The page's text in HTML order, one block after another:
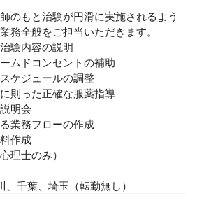
重視し、一人ひとりが活躍できる環
ます。各個人が自由度の高い、メリ
きるよう、会社として制度の充実に
験を活かす】
格をもつCRCは、医学的知識の豊富
や医療機関のスタッフとのコミュニ
ート力に大きな力を発揮していま
コロジー、循環器などの経験のある
。
、社員のワークライフバランスを重
のもと治験が円滑に実施されるよう
務全般をご担当いただきます。
験内容の説明
ムドコンセントの補助
ケジュールの調整
則った正確な服薬指導
明会
業務フローの作成
作成
理士のみ）
千葉、埼玉（転勤無し）